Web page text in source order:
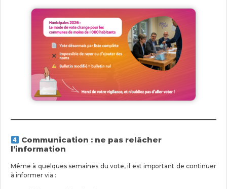
Communication : ne pas relâcher
l’information
Même à quelques semaines du vote, il est important de continuer
à informer via :